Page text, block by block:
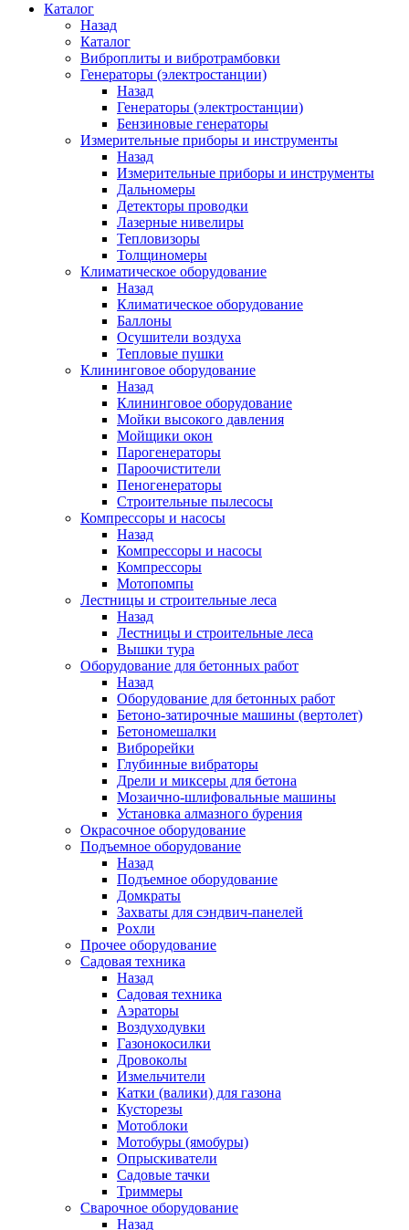
Каталог
Назад
Каталог
Виброплиты и вибротрамбовки
Генераторы (электростанции)
Назад
Генераторы (электростанции)
Бензиновые генераторы
Измерительные приборы и инструменты
Назад
Измерительные приборы и инструменты
Дальномеры
Детекторы проводки
Лазерные нивелиры
Тепловизоры
Толщиномеры
Климатическое оборудование
Назад
Климатическое оборудование
Баллоны
Осушители воздуха
Тепловые пушки
Клининговое оборудование
Назад
Клининговое оборудование
Мойки высокого давления
Мойщики окон
Парогенераторы
Пароочистители
Пеногенераторы
Строительные пылесосы
Компрессоры и насосы
Назад
Компрессоры и насосы
Компрессоры
Мотопомпы
Лестницы и строительные леса
Назад
Лестницы и строительные леса
Вышки тура
Оборудование для бетонных работ
Назад
Оборудование для бетонных работ
Бетоно-затирочные машины (вертолет)
Бетономешалки
Виброрейки
Глубинные вибраторы
Дрели и миксеры для бетона
Мозаично-шлифовальные машины
Установка алмазного бурения
Окрасочное оборудование
Подъемное оборудование
Назад
Подъемное оборудование
Домкраты
Захваты для сэндвич-панелей
Рохли
Прочее оборудование
Садовая техника
Назад
Садовая техника
Аэраторы
Воздуходувки
Газонокосилки
Дровоколы
Измельчители
Катки (валики) для газона
Кусторезы
Мотоблоки
Мотобуры (ямобуры)
Опрыскиватели
Садовые тачки
Триммеры
Сварочное оборудование
Назад